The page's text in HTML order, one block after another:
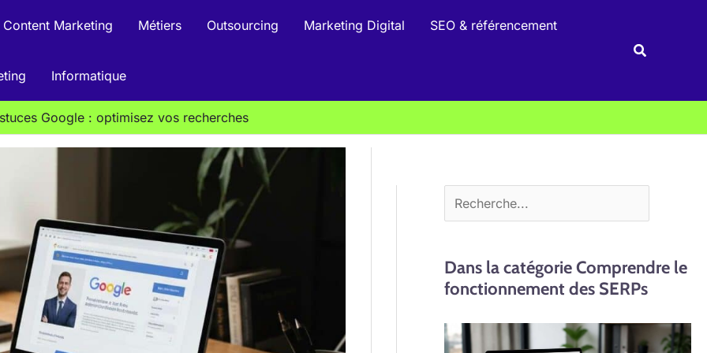
Content Marketing Métiers Outsourcing Marketing Digital SEO & référencement
Informatique
Google : optimisez vos recherches
r
h
Dans la catégorie Comprendre le
fonctionnement des SERPs